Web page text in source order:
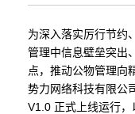
为深入落实厉行节约
管理中信息壁垒突出
点，推动公物管理向
势力网络科技有限公
V1.0 正式上线运行